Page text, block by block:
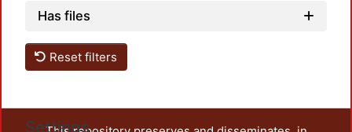
Has files
Reset filters
Settings